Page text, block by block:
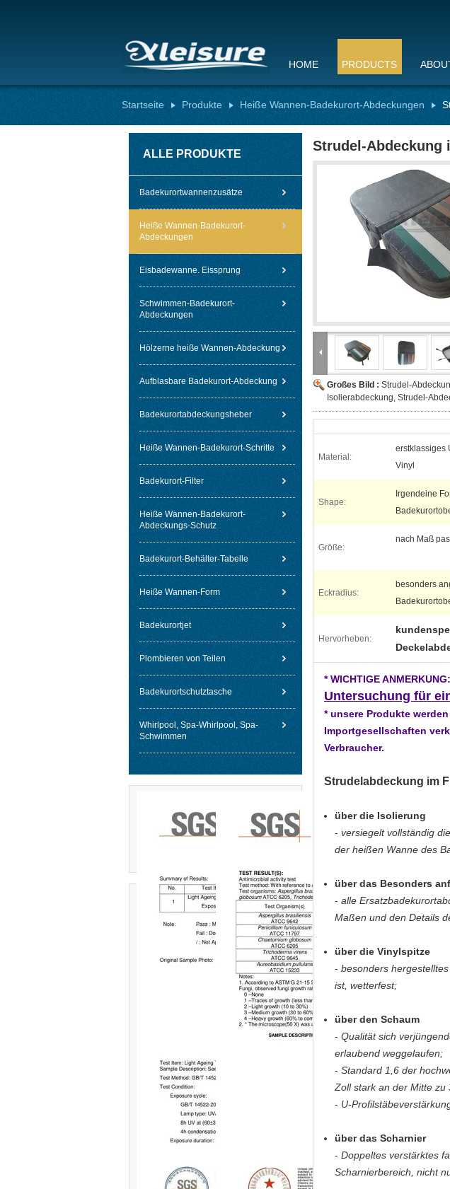
HOME PRODUCTS
Startseite Produkte Heiße Wannen-Badekurort-Abdeckungen
ALLE PRODUKTE
Badekurortwannenzusätze
Heiße Wannen-Badekurort-
Abdeckungen
Eisbadewanne. Eissprung
Schwimmen-Badekurort-
Abdeckungen
Hölzerne heiße Wannen-Abdeckung
Aufblasbare Badekurort-Abdeckung
Badekurortabdeckungsheber
Heiße Wannen-Badekurort-Schritte
Badekurort-Filter
Heiße Wannen-Badekurort-
Abdeckungs-Schutz
Badekurort-Behälter-Tabelle
Heiße Wannen-Form
Badekurortjet
Plombieren von Teilen
Badekurortschutztasche
Whirlpool, Spa-Whirlpool, Spa-
Schwimmen
Strudel-Abdeckung
Großes Bild : Strudel-
Isolierabdeckung, Strudel-
Material:
erstklassiges
Vinyl
Shape:
Irgendeine
Größe:
nach Maß
Eckradius:
besonders
Hervorheben:
* WICHTIGE ANMERKUNG:
Untersuchung für
* unsere Produkte
Importgesellschaften
Verbraucher.
Strudelabdeckung im
über die Isolierung
- versiegelt vollständig
der heißen Wanne des
über das Besonders
- alle
Maßen und den Details
über die Vinylspitze
- besonders
ist, wetterfest;
über den Schaum
- Qualität sich
erlaubend weggelaufen;
- Standard 1,6 der
Zoll stark an der Mitte
- U-
über das Scharnier
- Doppeltes verstärktes
Scharnierbereich, nicht